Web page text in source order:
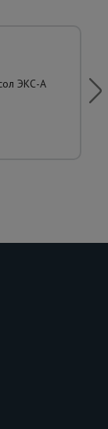
ЭКС-А